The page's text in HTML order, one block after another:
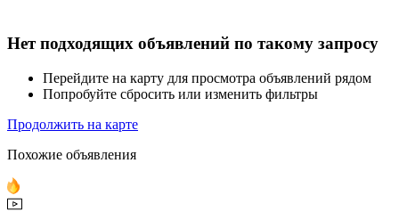
Нет подходящих объявлений по такому запросу
Перейдите на карту для просмотра объявлений рядом
Попробуйте сбросить или изменить фильтры
Продолжить на карте
Похожие объявления